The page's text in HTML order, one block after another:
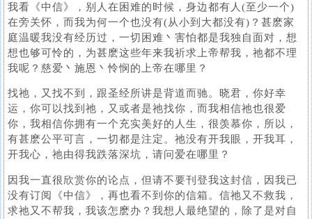
我看《中信》，别人在困难的时候，身边都有人(至少一个)
在旁关怀，而我为何一个也没有(从小到大都没有)？甚麽家
庭温暖我没有经历过，一切困难丶害怕都是我独自面对，想
想也够可怜的，为甚麽这些年来我祈求上帝帮我，祂都不理
我呢？慈爱丶施恩丶怜悯的上帝在哪里？
找祂，又找不到，跟圣经所讲是背道而驰。晓君，你好幸
运，你可以找到祂，又或者是祂找你，而我相信祂也很爱
你，我相信你拥有一个充实美好的人生，很羡慕你，所以，
有甚麽公平可言，一切都是注定。祂没有开我眼，开我耳，
开我心，祂由得我跌落深坑，请问爱在哪里？
因我一直很欣赏你的论点，但请不要刊登我这封信，因我已
没有订阅《中信》，再也看不到你的信箱。信祂又不救我，
求祂又不帮我，我该怎麽办？我想人最绝望的，除了是对自